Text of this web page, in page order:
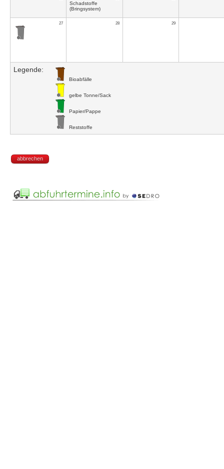
Schadstoffe
(Bringsystem)
27 28 29
Legende:
Bioabfälle
gelbe Tonne/Sack
Papier/Pappe
Reststoffe
abbrechen